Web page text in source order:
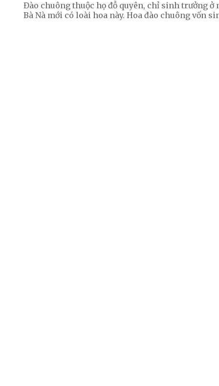
Đào chuông thuộc họ đỗ quyên, chỉ sinh trưởng ở
Bà Nà mới có loài hoa này. Hoa đào chuông vốn